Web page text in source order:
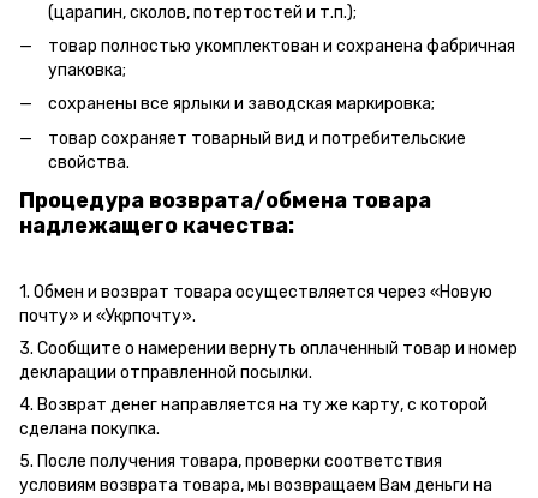
(царапин, сколов, потертостей и т.п.);
товар полностью укомплектован и сохранена фабричная
упаковка;
сохранены все ярлыки и заводская маркировка;
товар сохраняет товарный вид и потребительские
свойства.
Процедура возврата/обмена товара
надлежащего качества:
1. Обмен и возврат товара осуществляется через «Новую
почту» и «Укрпочту».
3. Сообщите о намерении вернуть оплаченный товар и номер
декларации отправленной посылки.
4. Возврат денег направляется на ту же карту, с которой
сделана покупка.
5. После получения товара, проверки соответствия
условиям возврата товара, мы возвращаем Вам деньги на